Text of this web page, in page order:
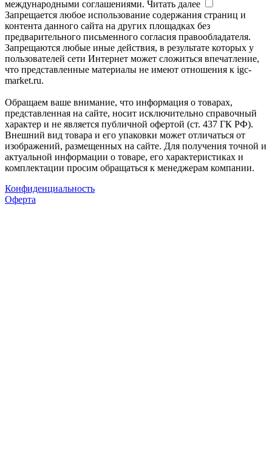
международными соглашениями. Читать далее
Запрещается любое использование содержания страниц и
контента данного сайта на других площадках без
предварительного письменного согласия правообладателя.
Запрещаются любые иные действия, в результате которых у
пользователей сети Интернет может сложиться впечатление,
что представленные материалы не имеют отношения к igc-
market.ru.
Обращаем ваше внимание, что информация о товарах,
представленная на сайте, носит исключительно справочный
характер и не является публичной офертой (ст. 437 ГК РФ).
Внешний вид товара и его упаковки может отличаться от
изображений, размещенных на сайте. Для получения точной и
актуальной информации о товаре, его характеристиках и
комплектации просим обращаться к менеджерам компании.
Конфиденциальность
Оферта